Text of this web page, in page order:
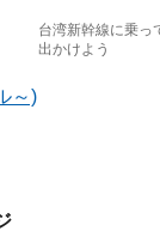
台湾新幹線に乗っ
出かけよう
～)